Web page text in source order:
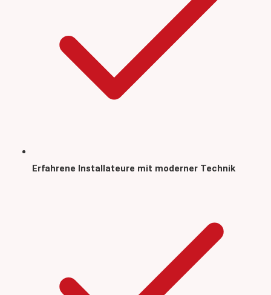
Erfahrene Installateure mit moderner Technik